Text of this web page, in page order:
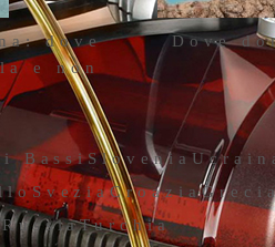
dove
e non
Dove
BassiSlovenia
SveziaCroazia
RussiaTurchia